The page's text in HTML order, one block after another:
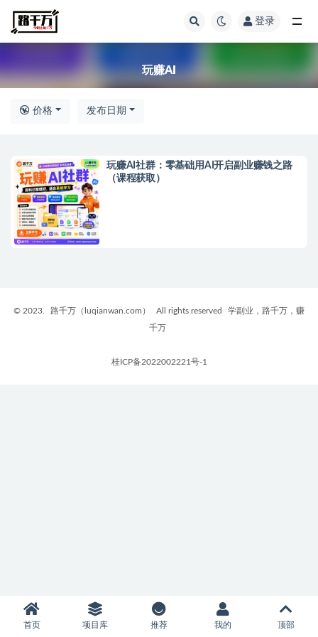
登录
玩赚AI
价格 发布日期
玩赚AI社群：零基础用AI开启副业赚钱之路
（课程获取）
© 2023. 路千万（luqianwan.com） All rights reserved
学副业，路千万，赚
千万
桂ICP备2022002221号-1
首页 项目库 推荐 我的 顶部